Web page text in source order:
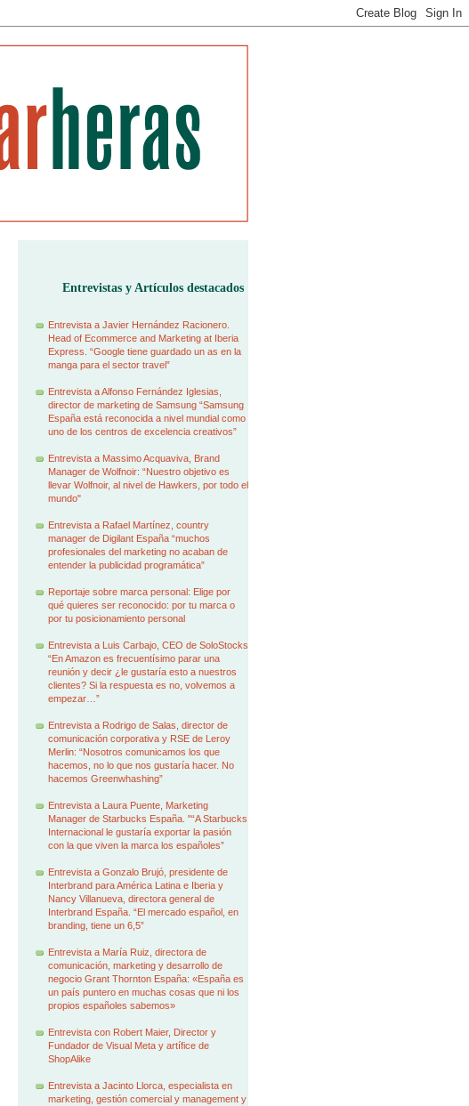
Entrevistas y Artículos destacados
Entrevista a Javier Hernández Racionero.
Head of Ecommerce and Marketing at Iberia
Express. “Google tiene guardado un as en la
manga para el sector travel”
Entrevista a Alfonso Fernández Iglesias,
director de marketing de Samsung “Samsung
España está reconocida a nivel mundial como
uno de los centros de excelencia creativos”
Entrevista a Massimo Acquaviva, Brand
Manager de Wolfnoir: “Nuestro objetivo es
llevar Wolfnoir, al nivel de Hawkers, por todo el
mundo"
Entrevista a Rafael Martínez, country
manager de Digilant España “muchos
profesionales del marketing no acaban de
entender la publicidad programática”
Reportaje sobre marca personal: Elige por
qué quieres ser reconocido: por tu marca o
por tu posicionamiento personal
Entrevista a Luis Carbajo, CEO de SoloStocks
“En Amazon es frecuentísimo parar una
reunión y decir ¿le gustaría esto a nuestros
clientes? Si la respuesta es no, volvemos a
empezar…”
Entrevista a Rodrigo de Salas, director de
comunicación corporativa y RSE de Leroy
Merlin: “Nosotros comunicamos los que
hacemos, no lo que nos gustaría hacer. No
hacemos Greenwhashing”
Entrevista a Laura Puente, Marketing
Manager de Starbucks España. "“A Starbucks
Internacional le gustaría exportar la pasión
con la que viven la marca los españoles”
Entrevista a Gonzalo Brujó, presidente de
Interbrand para América Latina e Iberia y
Nancy Villanueva, directora general de
Interbrand España. “El mercado español, en
branding, tiene un 6,5”
Entrevista a María Ruiz, directora de
comunicación, marketing y desarrollo de
negocio Grant Thornton España: «España es
un país puntero en muchas cosas que ni los
propios españoles sabemos»
Entrevista con Robert Maier, Director y
Fundador de Visual Meta y artífice de
ShopAlike
Entrevista a Jacinto Llorca, especialista en
marketing, gestión comercial y management y